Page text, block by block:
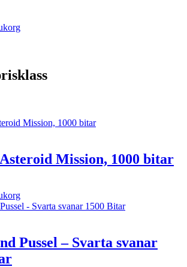
Mission, 1000 bitar
Pussel – Svarta svanar